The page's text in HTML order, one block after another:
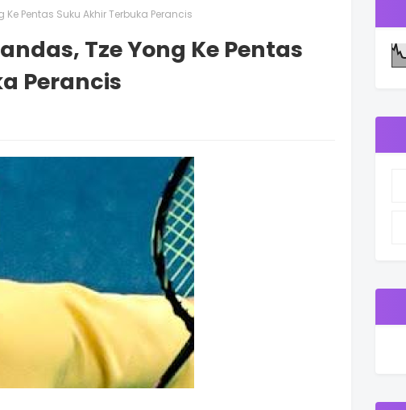
Pentas Suku Akhir Terbuka Perancis
Tze Yong Ke Pentas
Perancis